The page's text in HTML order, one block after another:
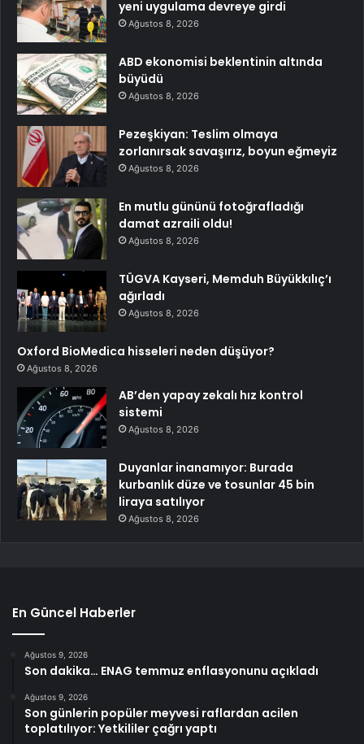
yeni uygulama devreye girdi
Ağustos 8, 2026
ABD ekonomisi beklentinin altında
büyüdü
Ağustos 8, 2026
Pezeşkiyan: Teslim olmaya
zorlanırsak savaşırız, boyun eğmeyiz
Ağustos 8, 2026
En mutlu gününü fotoğrafladığı
damat azraili oldu!
Ağustos 8, 2026
TÜGVA Kayseri, Memduh Büyükkılıç’ı
ağırladı
Ağustos 8, 2026
Oxford BioMedica hisseleri neden düşüyor?
Ağustos 8, 2026
AB’den yapay zekalı hız kontrol
sistemi
Ağustos 8, 2026
Duyanlar inanamıyor: Burada
kurbanlık düze ve tosunlar 45 bin
liraya satılıyor
Ağustos 8, 2026
En Güncel Haberler
Ağustos 9, 2026
Son dakika… ENAG temmuz enflasyonunu açıkladı
Ağustos 9, 2026
Son günlerin popüler meyvesi raflardan acilen
toplatılıyor: Yetkililer çağrı yaptı